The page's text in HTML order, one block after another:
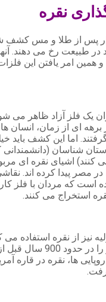
نقره
بار پس از طلا و مس
در طبیعت رخ می دهند.
و همین امر یافتن این
یک فلز آزاد ظاهر می
ای از زمان، انسان ها
اما این کشف باید
شناسان
در مصر پیدا کرده اند.
است که مردان با فلز کار
استخراج می کنند.
نیز از نقره استفاده
شده از هند، این فلز
ها، نقره در قاره